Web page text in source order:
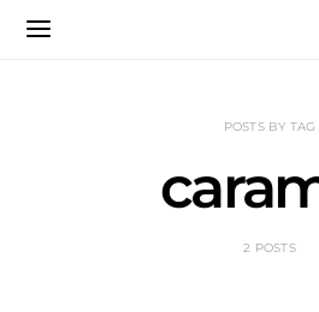
POSTS BY TAG
2 POSTS